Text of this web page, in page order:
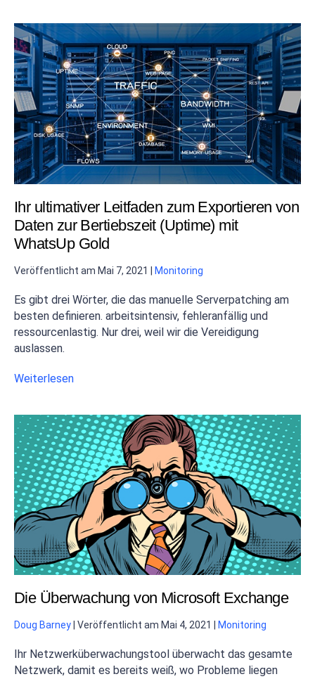
Ihr ultimativer Leitfaden zum Exportieren von
Daten zur Bertiebszeit (Uptime) mit
WhatsUp Gold
Veröffentlicht am Mai 7, 2021 Monitoring
Es gibt drei Wörter, die das manuelle Serverpatching am
besten definieren. arbeitsintensiv, fehleranfällig und
ressourcenlastig. Nur drei, weil wir die Vereidigung
auslassen.
Weiterlesen
Die Überwachung von Microsoft Exchange
Doug Barney Veröffentlicht am Mai 4, 2021 Monitoring
Ihr Netzwerküberwachungstool überwacht das gesamte
Netzwerk, damit es bereits weiß, wo Probleme liegen